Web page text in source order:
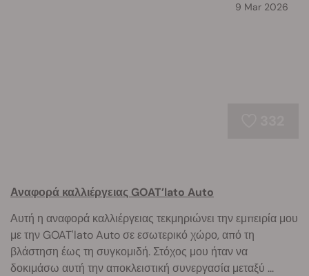
9 Mar 2026
Αναφορά καλλιέργειας GOAT’lato Auto
Αυτή η αναφορά καλλιέργειας τεκμηριώνει την εμπειρία μου
με την GOAT'lato Auto σε εσωτερικό χώρο, από τη
βλάστηση έως τη συγκομιδή. Στόχος μου ήταν να
δοκιμάσω αυτή την αποκλειστική συνεργασία μεταξύ ...